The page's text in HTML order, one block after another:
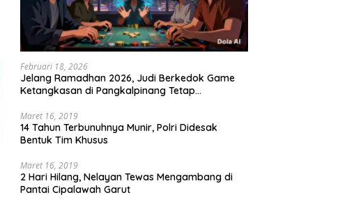
Februari 18, 2026
Jelang Ramadhan 2026, Judi Berkedok Game
Ketangkasan di Pangkalpinang Tetap
Maret 16, 2019
14 Tahun Terbunuhnya Munir, Polri Didesak
Bentuk Tim Khusus
Maret 16, 2019
2 Hari Hilang, Nelayan Tewas Mengambang di
Pantai Cipalawah Garut